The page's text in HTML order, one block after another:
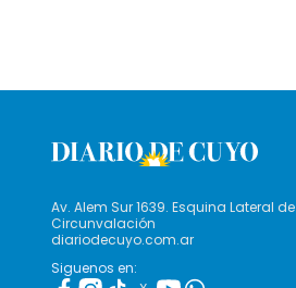
Av. Alem Sur 1639. Esquina Lateral de
Circunvalación
diariodecuyo.com.ar
Siguenos en: